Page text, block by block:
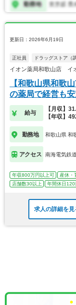
更新日：2026年6月19日
正社員 ドラッグストア（
イオン薬局和歌山店 イ
【和歌山県和歌
の薬局で経営も
給与
【月収】
【年収】
勤務地 和歌山県 和
アクセス 南海電気鉄
年収800万円以上可 産休・
店舗数30以上
年間休日120
求人の詳細を見